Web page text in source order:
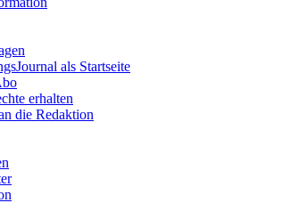
als Startseite
erhalten
die Redaktion